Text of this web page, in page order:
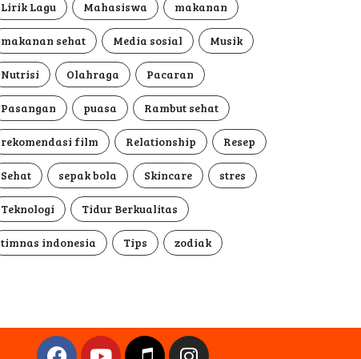
Lirik Lagu Mahasiswa makanan
makanan sehat Media sosial Musik
Nutrisi Olahraga Pacaran
Pasangan puasa Rambut sehat
rekomendasi film Relationship Resep
Sehat sepak bola Skincare stres
Teknologi Tidur Berkualitas
timnas indonesia Tips zodiak